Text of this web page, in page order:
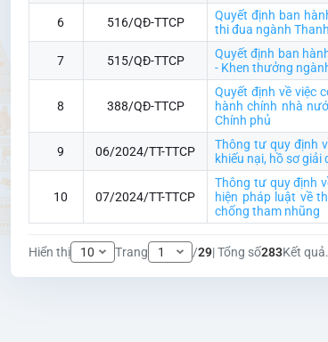
6 516/QĐ-TTCP
Quyết định ban
thi đua ngành
7 515/QĐ-TTCP
Quyết định ban
- Khen thưởng
8 388/QĐ-TTCP
Quyết định về việc
hành chính nhà
Chính phủ
9 06/2024/TT-TTCP
Thông tư quy định
khiếu nại, hồ sơ giải
10 07/2024/TT-TTCP
Thông tư quy định
hiện pháp luật về
chống tham nhũng
Hiển thị Trang /29| Tổng số283Kết quả.